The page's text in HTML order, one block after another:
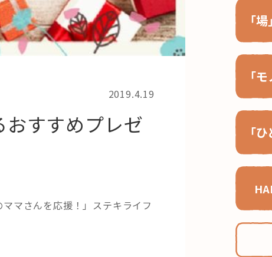
「場」
「モ
「ひ
2019.4.19
すすめプレゼ
マさんを応援！」ステキライフ